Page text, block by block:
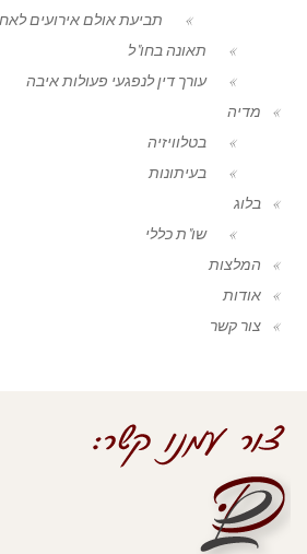
תביעת אולם אירועים
תאונה בחו"ל
עורך דין לנפגעי פעולות איבה
מדיה
בטלוויזיה
בעיתונות
בלוג
שו"ת כללי
המלצות
אודות
צור קשר